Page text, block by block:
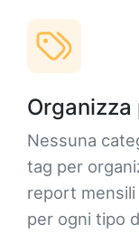
Organizza
Nessuna
tag per
report
per ogni tipo